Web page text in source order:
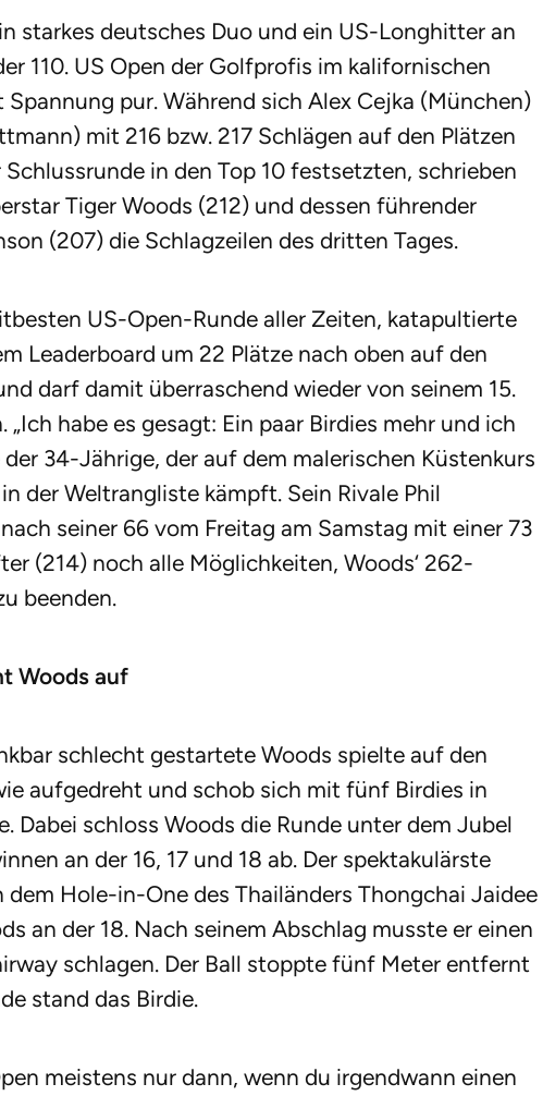
starkes deutsches Duo und ein US-Longhitter an
110. US Open der Golfprofis im kalifornischen
Spannung pur. Während sich Alex Cejka (München)
mit 216 bzw. 217 Schlägen auf den Plätzen
in den Top 10 festsetzten, schrieben
Tiger Woods (212) und dessen führender
(207) die Schlagzeilen des dritten Tages.
US-Open-Runde aller Zeiten, katapultierte
Leaderboard um 22 Plätze nach oben auf den
darf damit überraschend wieder von seinem 15.
habe es gesagt: Ein paar Birdies mehr und ich
der 34-Jährige, der auf dem malerischen Küstenkurs
der Weltrangliste kämpft. Sein Rivale Phil
seiner 66 vom Freitag am Samstag mit einer 73
(214) noch alle Möglichkeiten, Woods‘ 262-
beenden.
Woods auf
schlecht gestartete Woods spielte auf den
aufgedreht und schob sich mit fünf Birdies in
Dabei schloss Woods die Runde unter dem Jubel
an der 16, 17 und 18 ab. Der spektakulärste
dem Hole-in-One des Thailänders Thongchai Jaidee
an der 18. Nach seinem Abschlag musste er einen
schlagen. Der Ball stoppte fünf Meter entfernt
stand das Birdie.
meistens nur dann, wenn du irgendwann einen